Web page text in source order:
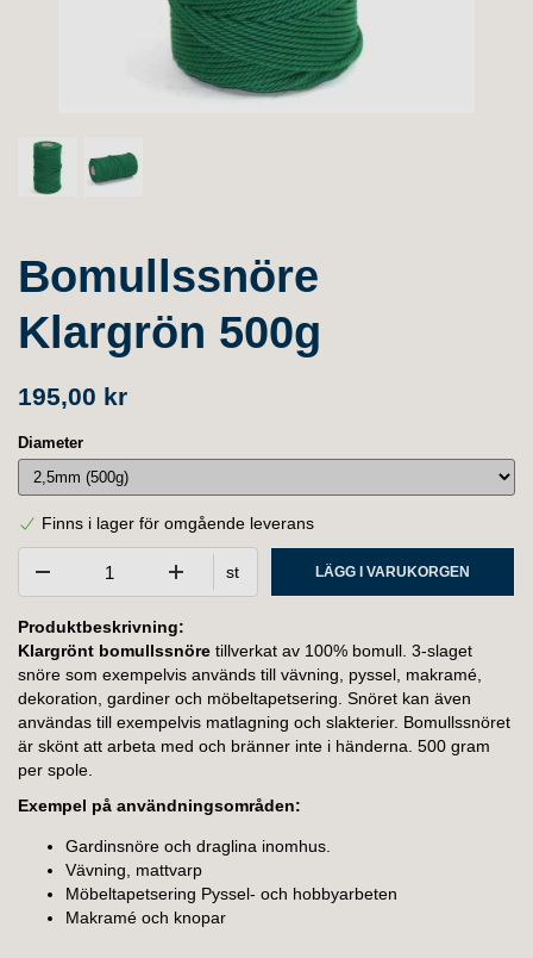
Bomullssnöre
Klargrön 500g
195,00 kr
Diameter
Finns i lager för omgående leverans
st LÄGG I VARUKORGEN
Produktbeskrivning:
Klargrönt bomullssnöre tillverkat av 100% bomull. 3-slaget
snöre som exempelvis används till vävning, pyssel, makramé,
dekoration, gardiner och möbeltapetsering. Snöret kan även
användas till exempelvis matlagning och slakterier. Bomullssnöret
är skönt att arbeta med och bränner inte i händerna. 500 gram
per spole.
Exempel på användningsområden:
Gardinsnöre och draglina inomhus.
Vävning, mattvarp
Möbeltapetsering Pyssel- och hobbyarbeten
Makramé och knopar